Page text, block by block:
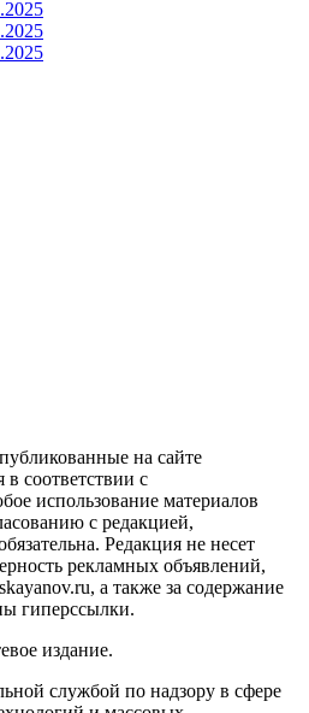
на сайте
в соответствии с
использование материалов
с редакцией,
Редакция не несет
рекламных объявлений,
а также за содержание
гиперссылки.
издание.
службой по надзору в сфере